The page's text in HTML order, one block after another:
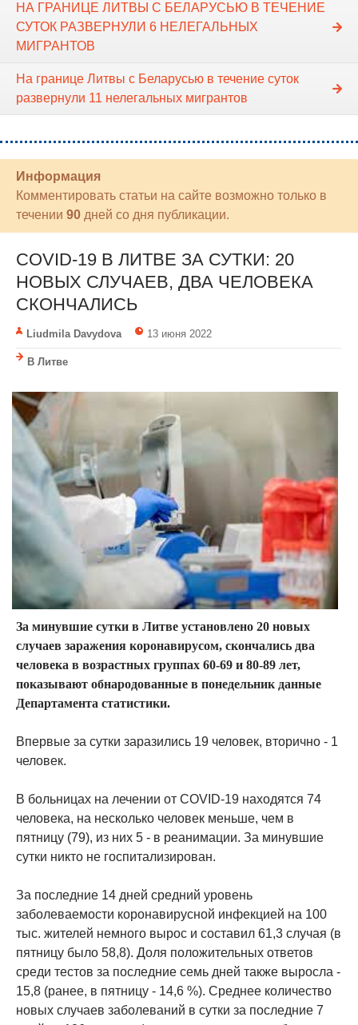
НА ГРАНИЦЕ ЛИТВЫ С БЕЛАРУСЬЮ В ТЕЧЕНИЕ
СУТОК РАЗВЕРНУЛИ 6 НЕЛЕГАЛЬНЫХ
МИГРАНТОВ
На границе Литвы с Беларусью в течение суток
развернули 11 нелегальных мигрантов
Информация
Комментировать статьи на сайте возможно только в
течении 90 дней со дня публикации.
COVID-19 В ЛИТВЕ ЗА СУТКИ: 20
НОВЫХ СЛУЧАЕВ, ДВА ЧЕЛОВЕКА
СКОНЧАЛИСЬ
Liudmila Davydova 13 июня 2022
В Литве
За минувшие сутки в Литве установлено 20 новых
случаев заражения коронавирусом, скончались два
человека в возрастных группах 60-69 и 80-89 лет,
показывают обнародованные в понедельник данные
Департамента статистики.
Впервые за сутки заразились 19 человек, вторично - 1
человек.
В больницах на лечении от COVID-19 находятся 74
человека, на несколько человек меньше, чем в
пятницу (79), из них 5 - в реанимации. За минувшие
сутки никто не госпитализирован.
За последние 14 дней средний уровень
заболеваемости коронавирусной инфекцией на 100
тыс. жителей немного вырос и составил 61,3 случая (в
пятницу было 58,8). Доля положительных ответов
среди тестов за последние семь дней также выросла -
15,8 (ранее, в пятницу - 14,6 %). Среднее количество
новых случаев заболеваний в сутки за последние 7